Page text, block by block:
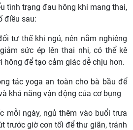
tình trạng đau hông khi mang thai,
điều sau:
tư thế khi ngủ, nên nằm nghiêng
sức ép lên thai nhi, có thể kê
hông để tạo cảm giác dễ chịu hơn.
tác yoga an toàn cho bà bầu để
khả năng vận động của cơ bụng
mỗi ngày, ngủ thêm vào buổi trưa
trước giờ cơn tối để thư giãn, tránh